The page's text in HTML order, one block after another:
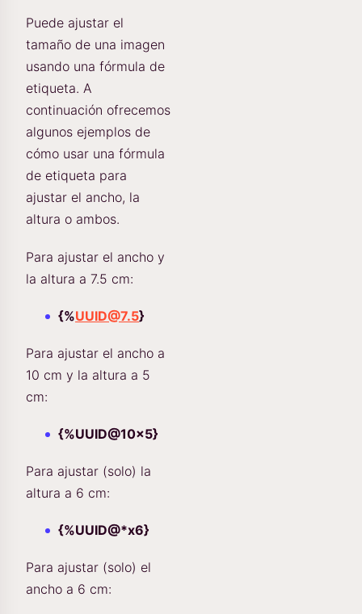
Puede ajustar el
tamaño de una imagen
usando una fórmula de
etiqueta. A
continuación ofrecemos
algunos ejemplos de
cómo usar una fórmula
de etiqueta para
ajustar el ancho, la
altura o ambos.
Para ajustar el ancho y
la altura a 7.5 cm:
{%UUID@7.5}
Para ajustar el ancho a
10 cm y la altura a 5
cm:
{%UUID@10×5}
Para ajustar (solo) la
altura a 6 cm:
{%UUID@*x6}
Para ajustar (solo) el
ancho a 6 cm: